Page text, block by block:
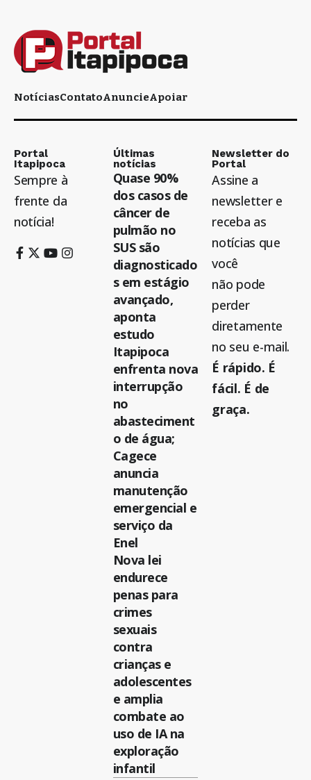
NotíciasContatoAnuncieApoiar
Portal
Itapipoca
Sempre à
frente da
notícia!
Últimas
notícias
Quase 90%
dos casos de
câncer de
pulmão no
SUS são
diagnosticado
s em estágio
avançado,
aponta
estudo
Itapipoca
enfrenta nova
interrupção
no
abasteciment
o de água;
Cagece
anuncia
manutenção
emergencial e
serviço da
Enel
Nova lei
endurece
penas para
crimes
sexuais
contra
crianças e
adolescentes
e amplia
combate ao
uso de IA na
exploração
infantil
Newsletter do
Portal
Assine a
newsletter e
receba as
notícias que
você
não pode
perder
diretamente
no seu e-mail.
É rápido. É
fácil. É de
graça.